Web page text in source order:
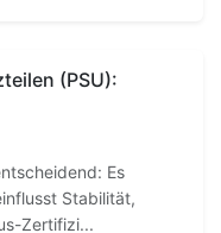
(PSU):
Es
Stabilität,
Zertifizi...